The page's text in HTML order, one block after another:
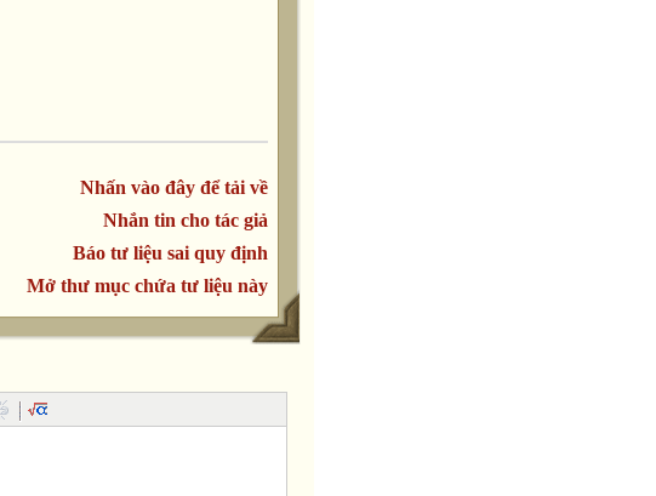
Nhấn vào đây để tải về
Nhắn tin cho tác giả
Báo tư liệu sai quy định
Mở thư mục chứa tư liệu này